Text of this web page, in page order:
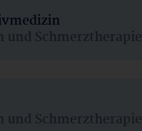
Schmerztherapie
Schmerztherapie